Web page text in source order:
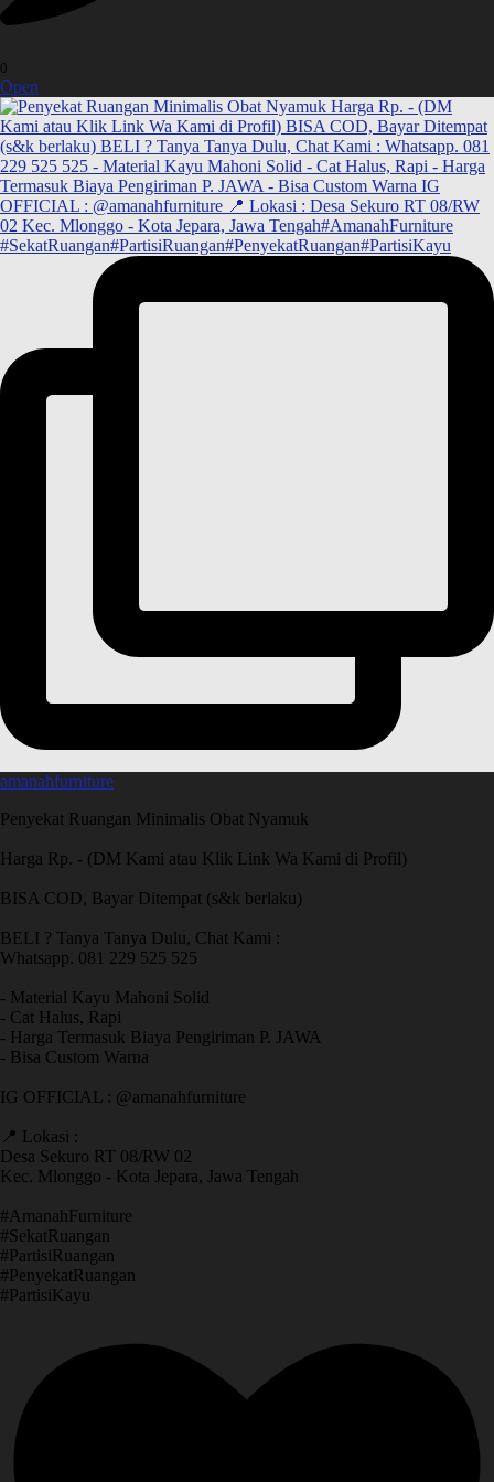
0
Open
amanahfurniture
Penyekat Ruangan Minimalis Obat Nyamuk
Harga Rp. - (DM Kami atau Klik Link Wa Kami di Profil)
BISA COD, Bayar Ditempat (s&k berlaku)
BELI ? Tanya Tanya Dulu, Chat Kami :
Whatsapp. 081 229 525 525
- Material Kayu Mahoni Solid
- Cat Halus, Rapi
- Harga Termasuk Biaya Pengiriman P. JAWA
- Bisa Custom Warna
IG OFFICIAL : @amanahfurniture
📍 Lokasi :
Desa Sekuro RT 08/RW 02
Kec. Mlonggo - Kota Jepara, Jawa Tengah
​#AmanahFurniture
​#SekatRuangan
​#PartisiRuangan
​#PenyekatRuangan
​#PartisiKayu